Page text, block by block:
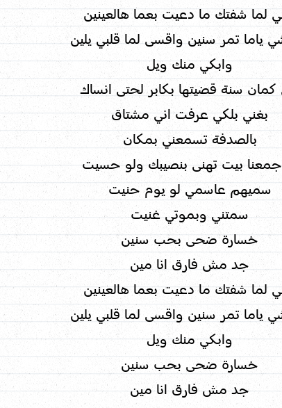
لما شفتك ما دعيت بعما هالعينين
ياما تمر سنين واقسى لما قلبي يلين
وابكي منك ويل
سنة قضيتها بكابر لحتى انساك
بغني بلكي عرفت اني مشتاق
بالصدفة تسمعني بمكان
جمعنا بيت تهنى بنصيبك ولو حسيت
سميهم عاسمي لو يوم حنيت
سمتني وبموتي غنيت
خسارة ضحى بحب سنين
جد مش فارق انا مين
لما شفتك ما دعيت بعما هالعينين
ياما تمر سنين واقسى لما قلبي يلين
وابكي منك ويل
خسارة ضحى بحب سنين
جد مش فارق انا مين